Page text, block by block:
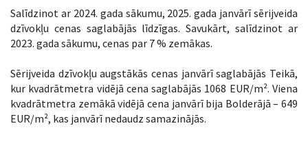
Salīdzinot ar 2024. gada sākumu, 2025. gada janvārī sērijveida
dzīvokļu cenas saglabājās līdzīgas. Savukārt, salīdzinot ar
2023. gada sākumu, cenas par 7 % zemākas.
Sērijveida dzīvokļu augstākās cenas janvārī saglabājās Teikā,
kur kvadrātmetra vidējā cena saglabājās 1068 EUR/m². Viena
kvadrātmetra zemākā vidējā cena janvārī bija Bolderājā – 649
EUR/m², kas janvārī nedaudz samazinājās.